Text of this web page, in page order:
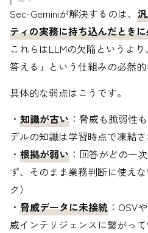
Sec-Geminiが解決するのは、
ティの実務に持ち込んだとき
これらはLLMの欠陥というよ
答える」という仕組みの必然的
具体的な弱点はこうです。
・ 知識が古い ：脅威も脆弱性
デルの知識は学習時点で凍結
・ 根拠が弱い ：回答がどの一
ず、そのまま業務判断に使え
ク）
・ 脅威データに未接続 ：OSV
威インテリジェンスに繋がっ